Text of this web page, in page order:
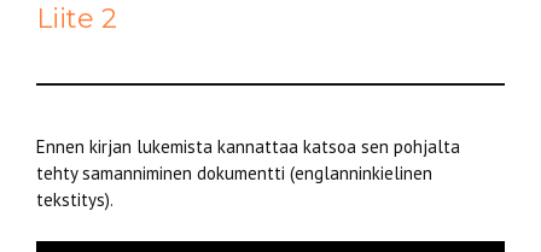
Liite 2
Ennen kirjan lukemista kannattaa katsoa sen pohjalta
tehty samanniminen dokumentti (englanninkielinen
tekstitys).